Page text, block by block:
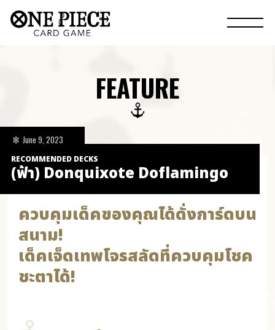
FEATURE
RECOMMENDED DECKS
(ฟ้า) Donquixote Doflamingo
June 9, 2023
ควบคุมเด็คของคุณได้ดั่งการ์ดบน
สนาม!
เด็คเจ็ดเทพโจรสลัดที่ควบคุมโชค
ชะตาได้!